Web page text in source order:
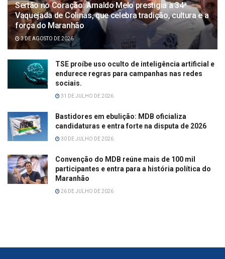
Sertão no Coração: Arnaldo Melo prestigia a 34ª
Vaquejada de Colinas, que celebra tradição, cultura e a
força do Maranhão
3 DE AGOSTO DE 2026
TSE proíbe uso oculto de inteligência artificial e
endurece regras para campanhas nas redes
sociais.
31 DE JULHO DE 2026
Bastidores em ebulição: MDB oficializa
candidaturas e entra forte na disputa de 2026
30 DE JULHO DE 2026
Convenção do MDB reúne mais de 100 mil
participantes e entra para a história política do
Maranhão
26 DE JULHO DE 2026